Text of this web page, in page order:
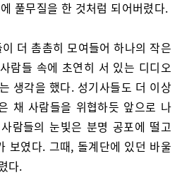
풀무질을 한 것처럼 되어버렸다.
더 촘촘히 모여들어 하나의 작은
람들 속에 초연히 서 있는 디디오
생각을 했다. 성기사들도 더 이상
채 사람들을 위협하듯 앞으로 나
람들의 눈빛은 분명 공포에 떨고
보였다. 그때, 돌계단에 있던 바울
다.